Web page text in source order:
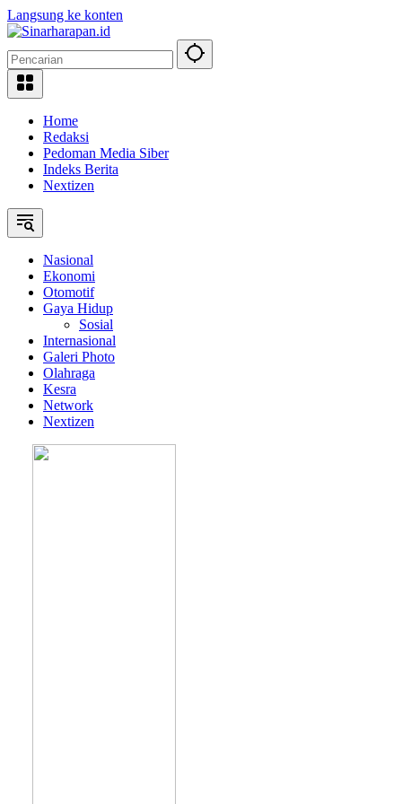
Langsung ke konten
Home
Redaksi
Pedoman Media Siber
Indeks Berita
Nextizen
Nasional
Ekonomi
Otomotif
Gaya Hidup
Sosial
Internasional
Galeri Photo
Olahraga
Kesra
Network
Nextizen